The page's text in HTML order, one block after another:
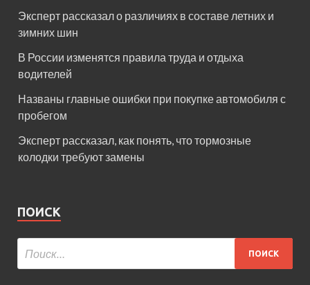
Эксперт рассказал о различиях в составе летних и
зимних шин
В России изменятся правила труда и отдыха
водителей
Названы главные ошибки при покупке автомобиля с
пробегом
Эксперт рассказал, как понять, что тормозные
колодки требуют замены
ПОИСК